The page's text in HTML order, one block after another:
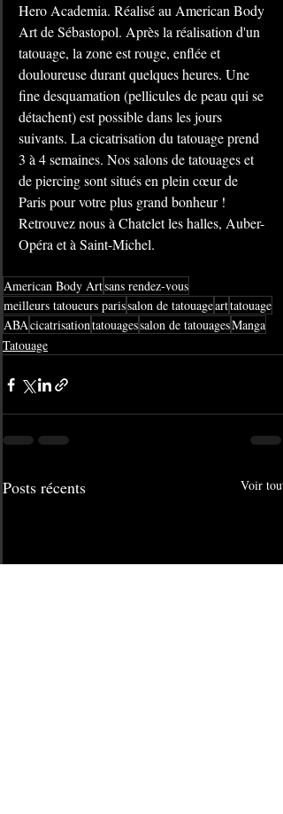
Hero Academia. Réalisé au American Body
Art de Sébastopol. Après la réalisation d'un
tatouage, la zone est rouge, enflée et
douloureuse durant quelques heures. Une
fine desquamation (pellicules de peau qui se
détachent) est possible dans les jours
suivants. La cicatrisation du tatouage prend
3 à 4 semaines. Nos salons de tatouages et
de piercing sont situés en plein cœur de
Paris pour votre plus grand bonheur !
Retrouvez nous à Chatelet les halles, Auber-
Opéra et à Saint-Michel.
American Body Artsans rendez-vous
meilleurs tatoueurs parissalon de tatouagearttatouage
ABAcicatrisationtatouagessalon de tatouagesManga
Tatouage
Posts récents Voir tout